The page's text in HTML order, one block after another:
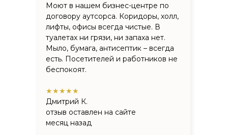
Моют в нашем бизнес-центре по
договору аутсорса. Коридоры, холл,
лифты, офисы всегда чистые. В
туалетах ни грязи, ни запаха нет.
Мыло, бумага, антисептик – всегда
есть. Посетителей и работников не
беспокоят.
★★★★★
Дмитрий К.
отзыв оставлен на сайте
месяц назад